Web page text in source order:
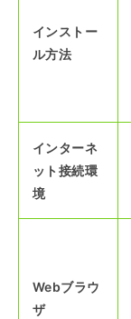
インストー
ル方法
インターネ
ット接続環
境
Webブラウ
ザ